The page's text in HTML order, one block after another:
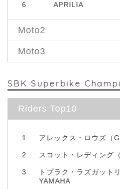
6
APRILIA
Moto2
Moto3
SBK Superbike
Riders Top10
1 アレックス・ロウズ（
2 スコット・レディング
3
トプラク・ラズガット
YAMAHA